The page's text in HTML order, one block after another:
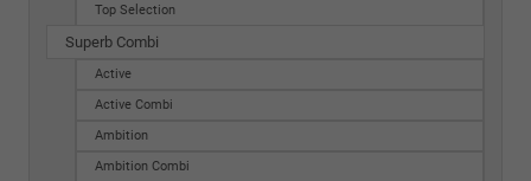
Top Selection
Superb Combi
Active
Active Combi
Ambition
Ambition Combi